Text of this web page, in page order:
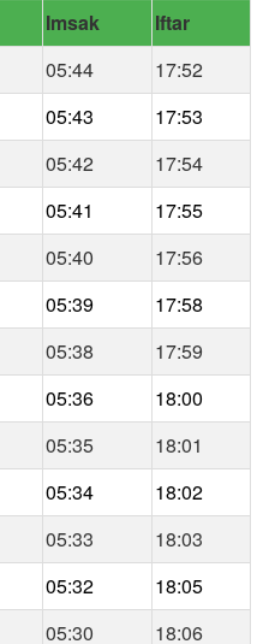
Imsak
Iftar
05:44
17:52
05:43
17:53
05:42
17:54
05:41
17:55
05:40
17:56
05:39
17:58
05:38
17:59
05:36
18:00
05:35
18:01
05:34
18:02
05:33
18:03
05:32
18:05
05:30 18:06